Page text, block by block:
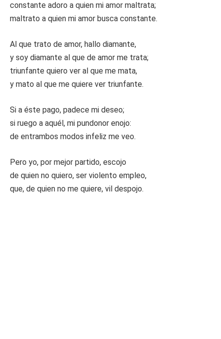
constante adoro a quien mi amor maltrata;
maltrato a quien mi amor busca constante.
Al que trato de amor, hallo diamante,
y soy diamante al que de amor me trata;
triunfante quiero ver al que me mata,
y mato al que me quiere ver triunfante.
Si a éste pago, padece mi deseo;
si ruego a aquél, mi pundonor enojo:
de entrambos modos infeliz me veo.
Pero yo, por mejor partido, escojo
de quien no quiero, ser violento empleo,
que, de quien no me quiere, vil despojo.